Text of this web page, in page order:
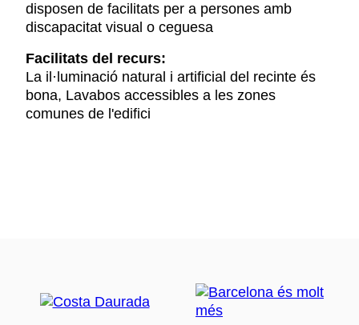
disposen de facilitats per a persones amb
discapacitat visual o ceguesa
Facilitats del recurs:
La il·luminació natural i artificial del recinte és
bona, Lavabos accessibles a les zones
comunes de l'edifici